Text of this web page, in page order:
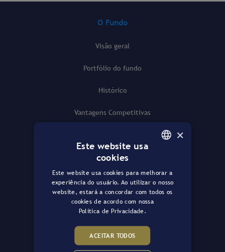
O Fundo
Visão geral
Portfólio do fundo
Histórico
Vantagens Competitivas
Atas e Assembleias
Comunicados e Fatos Relevantes
Regulamento do Fundo
Políticas da Gazit Asset
Emissões de Cotas
×
Este website usa
cookies
Este website usa cookies para melhorar a
experiência do usuário. Ao utilizar o nosso
website, estará a concordar com todos os
cookies de acordo com nossa
Política de Privacidade.
ACEITAR TODOS